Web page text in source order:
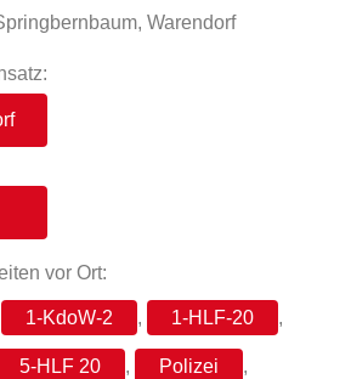
Warendorf
vor Ort:
1-KdoW-2 , 1-HLF-20 ,
5-HLF 20 , Polizei ,